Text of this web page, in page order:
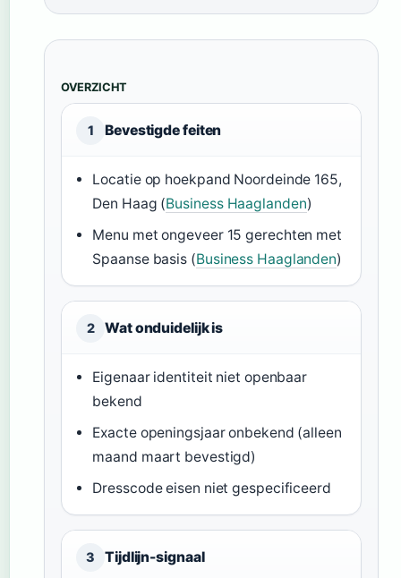
OVERZICHT
1 Bevestigde feiten
Locatie op hoekpand Noordeinde 165,
Den Haag (Business Haaglanden)
Menu met ongeveer 15 gerechten met
Spaanse basis (Business Haaglanden)
2 Wat onduidelijk is
Eigenaar identiteit niet openbaar
bekend
Exacte openingsjaar onbekend (alleen
maand maart bevestigd)
Dresscode eisen niet gespecificeerd
3 Tijdlijn-signaal